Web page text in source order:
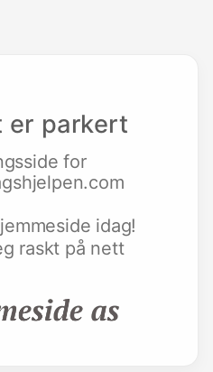
er parkert
for
idag!
raskt på nett